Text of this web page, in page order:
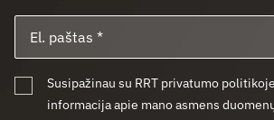
Susipažinau su RRT privatumo
informacija apie mano asmens